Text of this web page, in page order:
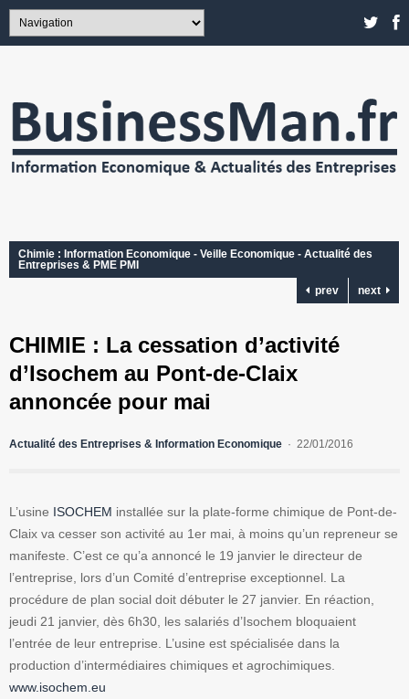
Chimie : Information Economique - Veille Economique - Actualité des
Entreprises & PME PMI
prev
next
CHIMIE : La cessation d’activité
d’Isochem au Pont-de-Claix
annoncée pour mai
Actualité des Entreprises & Information Economique 22/01/2016
L’usine ISOCHEM installée sur la plate-forme chimique de Pont-de-
Claix va cesser son activité au 1er mai, à moins qu’un repreneur se
manifeste. C’est ce qu’a annoncé le 19 janvier le directeur de
l’entreprise, lors d’un Comité d’entreprise exceptionnel. La
procédure de plan social doit débuter le 27 janvier. En réaction,
jeudi 21 janvier, dès 6h30, les salariés d’Isochem bloquaient
l’entrée de leur entreprise. L’usine est spécialisée dans la
production d’intermédiaires chimiques et agrochimiques.
www.isochem.eu